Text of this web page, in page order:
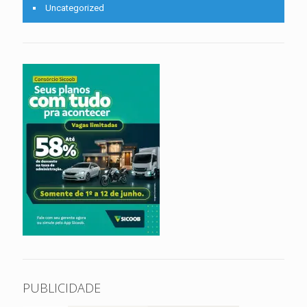
Uncategorized
PUBLICIDADE